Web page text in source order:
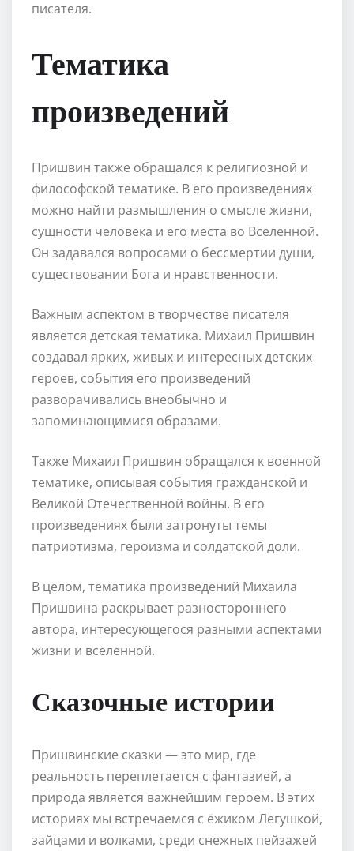
писателя.
Тематика
произведений
Пришвин также обращался к религиозной и
философской тематике. В его произведениях
можно найти размышления о смысле жизни,
сущности человека и его места во Вселенной.
Он задавался вопросами о бессмертии души,
существовании Бога и нравственности.
Важным аспектом в творчестве писателя
является детская тематика. Михаил Пришвин
создавал ярких, живых и интересных детских
героев, события его произведений
разворачивались внеобычно и
запоминающимися образами.
Также Михаил Пришвин обращался к военной
тематике, описывая события гражданской и
Великой Отечественной войны. В его
произведениях были затронуты темы
патриотизма, героизма и солдатской доли.
В целом, тематика произведений Михаила
Пришвина раскрывает разностороннего
автора, интересующегося разными аспектами
жизни и вселенной.
Сказочные истории
Пришвинские сказки — это мир, где
реальность переплетается с фантазией, а
природа является важнейшим героем. В этих
историях мы встречаемся с ёжиком Легушкой,
зайцами и волками, среди снежных пейзажей